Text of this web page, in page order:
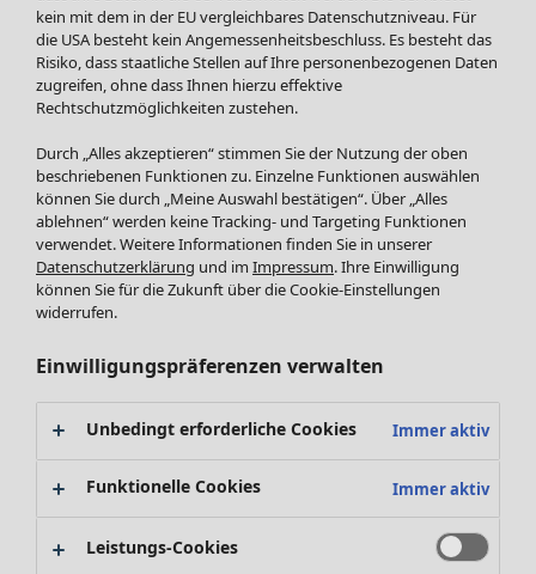
Hosen
Röcke
Jacken & Mäntel
Leggings /Strumpfhosen
Schuhe
Bademode
Basics
SALE Zuhause
Alle anzeigen
Dekoration
Textilien
Frottee
kein mit dem in der EU vergleichbares Datenschutzniveau. Für
die USA besteht kein Angemessenheitsbeschluss. Es besteht das
Risiko, dass staatliche Stellen auf Ihre personenbezogenen Daten
zugreifen, ohne dass Ihnen hierzu effektive
Rechtschutzmöglichkeiten zustehen.
Durch „Alles akzeptieren“ stimmen Sie der Nutzung der oben
beschriebenen Funktionen zu. Einzelne Funktionen auswählen
können Sie durch „Meine Auswahl bestätigen“. Über „Alles
ablehnen“ werden keine Tracking- und Targeting Funktionen
verwendet. Weitere Informationen finden Sie in unserer
Datenschutzerklärung und im Impressum. Ihre Einwilligung
können Sie für die Zukunft über die Cookie-Einstellungen
widerrufen.
Einwilligungspräferenzen verwalten
Unbedingt erforderliche Cookies Immer aktiv
Funktionelle Cookies Immer aktiv
Leistungs-Cookies